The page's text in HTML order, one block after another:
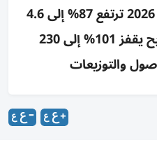
أليك: إيرادات الربع الأول 2026 ترتفع 87% إلى 4.6
مليار درهم وصافي الربح يقفز 101% إلى 230
والتوزيعات